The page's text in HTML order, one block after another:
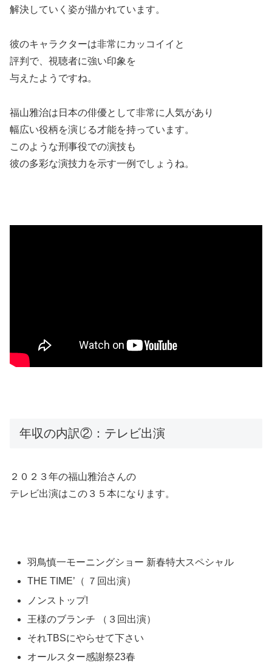
解決していく姿が描かれています。
彼のキャラクターは非常にカッコイイと
評判で、視聴者に強い印象を
与えたようですね。
福山雅治は日本の俳優として非常に人気があり
幅広い役柄を演じる才能を持っています。
このような刑事役での演技も
彼の多彩な演技力を示す一例でしょうね。
年収の内訳②：テレビ出演
２０２３年の福山雅治さんの
テレビ出演はこの３５本になります。
羽鳥慎一モーニングショー 新春特大スペシャル
THE TIME’（ ７回出演）
ノンストップ!
王様のブランチ （３回出演）
それTBSにやらせて下さい
オールスター感謝祭23春